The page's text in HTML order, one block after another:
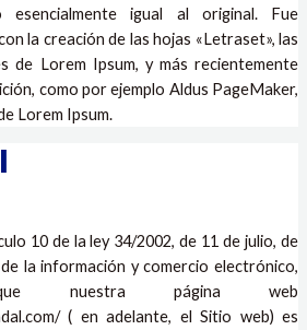
esencialmente igual al original. Fue
la creación de las hojas «Letraset», las
de Lorem Ipsum, y más recientemente
como por ejemplo Aldus PageMaker,
Lorem Ipsum.
10 de la ley 34/2002, de 11 de julio, de
la información y comercio electrónico,
nuestra página web
( en adelante, el Sitio web) es